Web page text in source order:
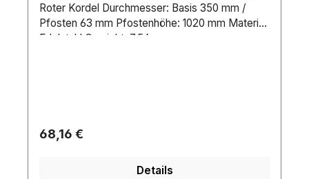
Roter Kordel Durchmesser: Basis 350 mm /
Pfosten 63 mm Pfostenhöhe: 1020 mm Material:
Edelstahl Gewicht: 7,5 kg
Regulärer Preis:
68,16 €
Details